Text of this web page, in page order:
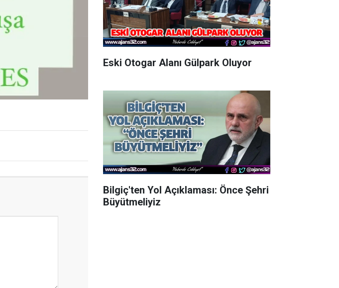
Eski Otogar Alanı Gülpark Oluyor
Bilgiç'ten Yol Açıklaması: Önce Şehri
Büyütmeliyiz